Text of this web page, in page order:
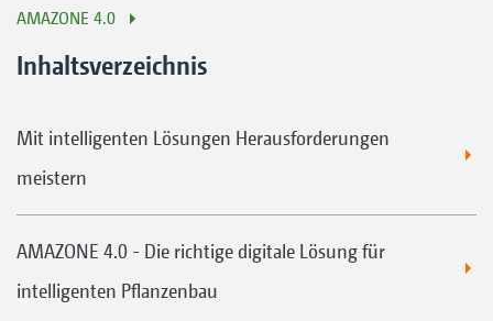
AMAZONE 4.0
Inhaltsverzeichnis
Mit intelligenten Lösungen Herausforderungen
meistern
AMAZONE 4.0 - Die richtige digitale Lösung für
intelligenten Pflanzenbau